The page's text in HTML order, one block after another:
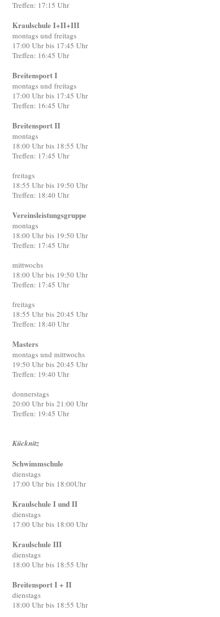
Treffen: 17:15 Uhr
Kraulschule I+II+III
montags und freitags
17:00 Uhr bis 17:45 Uhr
Treffen: 16:45 Uhr
Breitensport I
montags und freitags
17:00 Uhr bis 17:45 Uhr
Treffen: 16:45 Uhr
Breitensport II
montags
18:00 Uhr bis 18:55 Uhr
Treffen: 17:45 Uhr
freitags
18:55 Uhr bis 19:50 Uhr
Treffen: 18:40 Uhr
Vereinsleistungsgruppe
montags
18:00 Uhr bis 19:50 Uhr
Treffen: 17:45 Uhr
mittwochs
18:00 Uhr bis 19:50 Uhr
Treffen: 17:45 Uhr
freitags
18:55 Uhr bis 20:45 Uhr
Treffen: 18:40 Uhr
Masters
montags und mittwochs
19:50 Uhr bis 20:45 Uhr
Treffen: 19:40 Uhr
donnerstags
20:00 Uhr bis 21:00 Uhr
Treffen: 19:45 Uhr
Kücknitz
Schwimmschule
dienstags
17:00 Uhr bis 18:00Uhr
Kraulschule I und II
dienstags
17:00 Uhr bis 18:00 Uhr
Kraulschule III
dienstags
18:00 Uhr bis 18:55 Uhr
Breitensport I + II
dienstags
18:00 Uhr bis 18:55 Uhr